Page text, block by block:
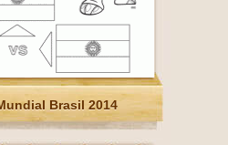
Brasil 2014